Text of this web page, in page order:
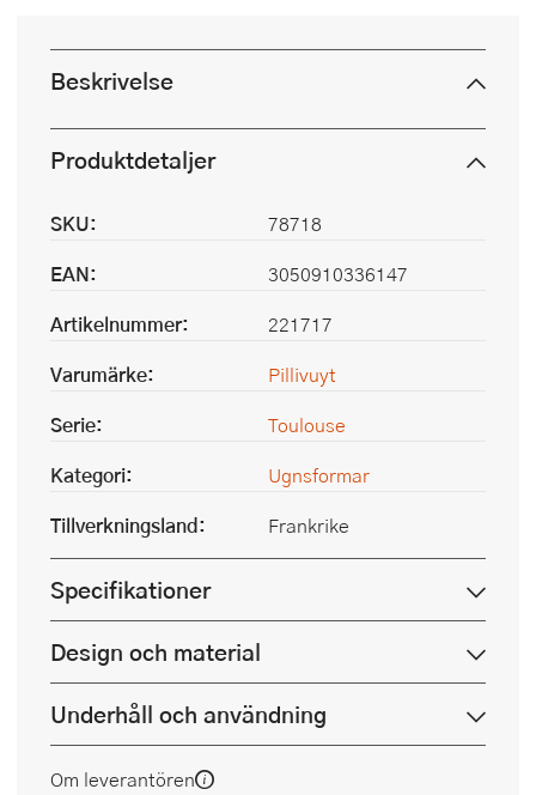
Beskrivelse
Produktdetaljer
SKU:
78718
EAN:
3050910336147
Artikelnummer:
221717
Varumärke:
Pillivuyt
Serie:
Toulouse
Kategori:
Ugnsformar
Tillverkningsland:
Frankrike
Specifikationer
Design och material
Underhåll och användning
Om leverantören